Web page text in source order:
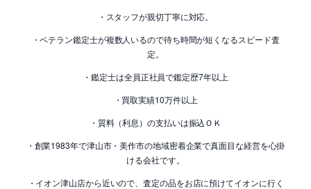
・スタッフが親切丁寧に対応。
・ベテラン鑑定士が複数人いるので待ち時間が短くなるスピード査
定。
・鑑定士は全員正社員で鑑定歴7年以上
・買取実績10万件以上
・質料（利息）の支払いは振込ＯＫ
・創業1983年で津山市・美作市の地域密着企業で真面目な経営を心掛
ける会社です。
・イオン津山店から近いので、査定の品をお店に預けてイオンに行く